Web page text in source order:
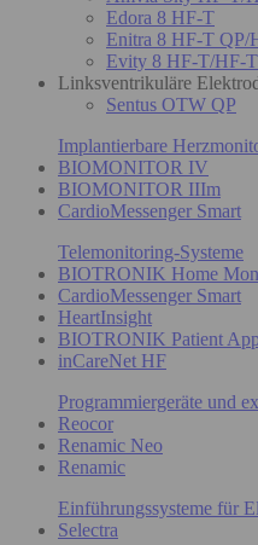
Edora 8 HF-T
Enitra 8 HF-T QP/
Evity 8 HF-T/HF-
Linksventrikuläre
Sentus OTW QP
Implantierbare
BIOMONITOR IV
BIOMONITOR IIIm
CardioMessenger Smart
Telemonitoring-Systeme
BIOTRONIK Home
CardioMessenger Smart
HeartInsight
BIOTRONIK Patient
inCareNet HF
Programmiergeräte und
Reocor
Renamic Neo
Renamic
Einführungssysteme für
Selectra